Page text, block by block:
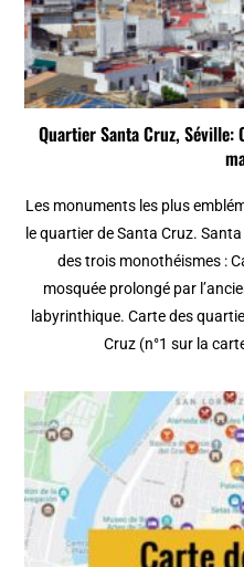
Quartier Santa Cruz,
Les monuments les plus
le quartier de Santa Cruz.
des trois monothéismes :
mosquée prolongé par
labyrinthique. Carte des
Cruz (n°1 sur la